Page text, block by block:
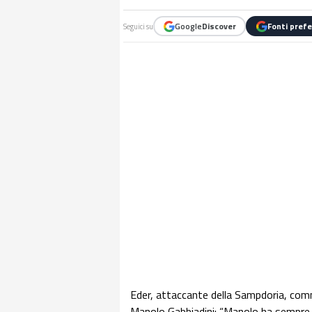
Seguici su GoogleDiscover Fonti
Eder, attaccante della Sampdoria,